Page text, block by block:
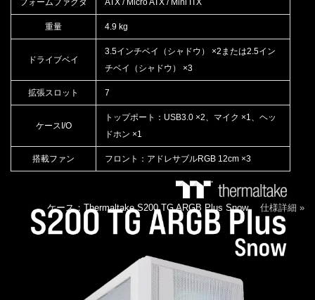
フォームファクタ ATX / Micro ATX / Mini ITX
重量 4.9 kg
ドライブベイ
3.5インチベイ（シャドウ） ×2または2.5イン
チベイ（シャドウ） ×3
拡張スロット 7
ケースI/O
トップポート：USB3.0 ×2、マイク ×1、ヘッ
ドホン ×1
搭載ファン フロント：アドレサブルRGB 12cm ×3
ケース：Thermaltake S200 TG ARGB Plus Snow 仕様詳細 »